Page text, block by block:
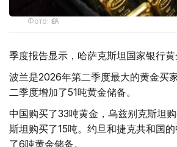
Фото: ӨзА
季度报告显示，哈萨克斯坦国家银行黄
波兰是2026年第二季度最大的黄金买
二季度增加了51吨黄金储备。
中国购买了33吨黄金，乌兹别克斯坦
斯坦购买了15吨。约旦和捷克共和国
了6吨黄金储备。